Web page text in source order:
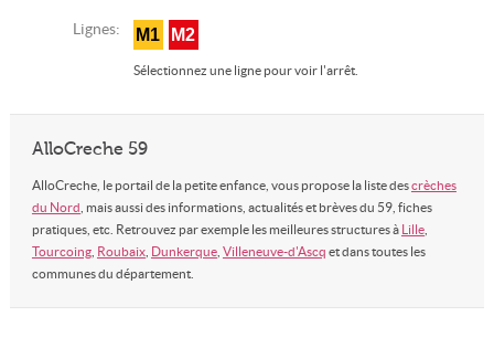
Lignes: M1 M2
Sélectionnez une ligne pour voir l'arrêt.
AlloCreche 59
AlloCreche, le portail de la petite enfance, vous propose la liste descrèches
du Nord , mais aussi des informations, actualités et brèves du 59, fiches
pratiques, etc. Retrouvez par exemple les meilleures structures à Lille,
Tourcoing, Roubaix, Dunkerque, Villeneuve-d'Ascq et dans toutes les
communes du département.